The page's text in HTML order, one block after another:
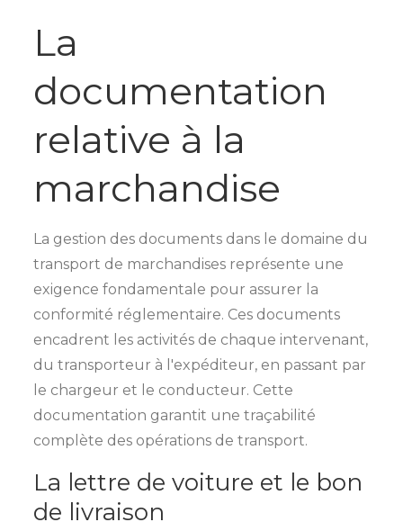
La
documentation
relative à la
marchandise
La gestion des documents dans le domaine du
transport de marchandises représente une
exigence fondamentale pour assurer la
conformité réglementaire. Ces documents
encadrent les activités de chaque intervenant,
du transporteur à l'expéditeur, en passant par
le chargeur et le conducteur. Cette
documentation garantit une traçabilité
complète des opérations de transport.
La lettre de voiture et le bon
de livraison